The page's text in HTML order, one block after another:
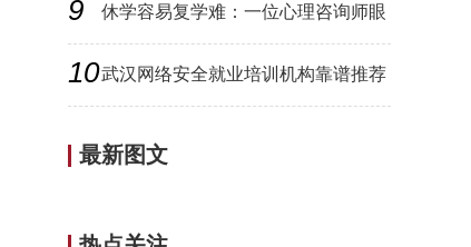
9
休学容易复学难：一位心理咨询师眼
10武汉网络安全就业培训机构靠谱推荐
最新图文